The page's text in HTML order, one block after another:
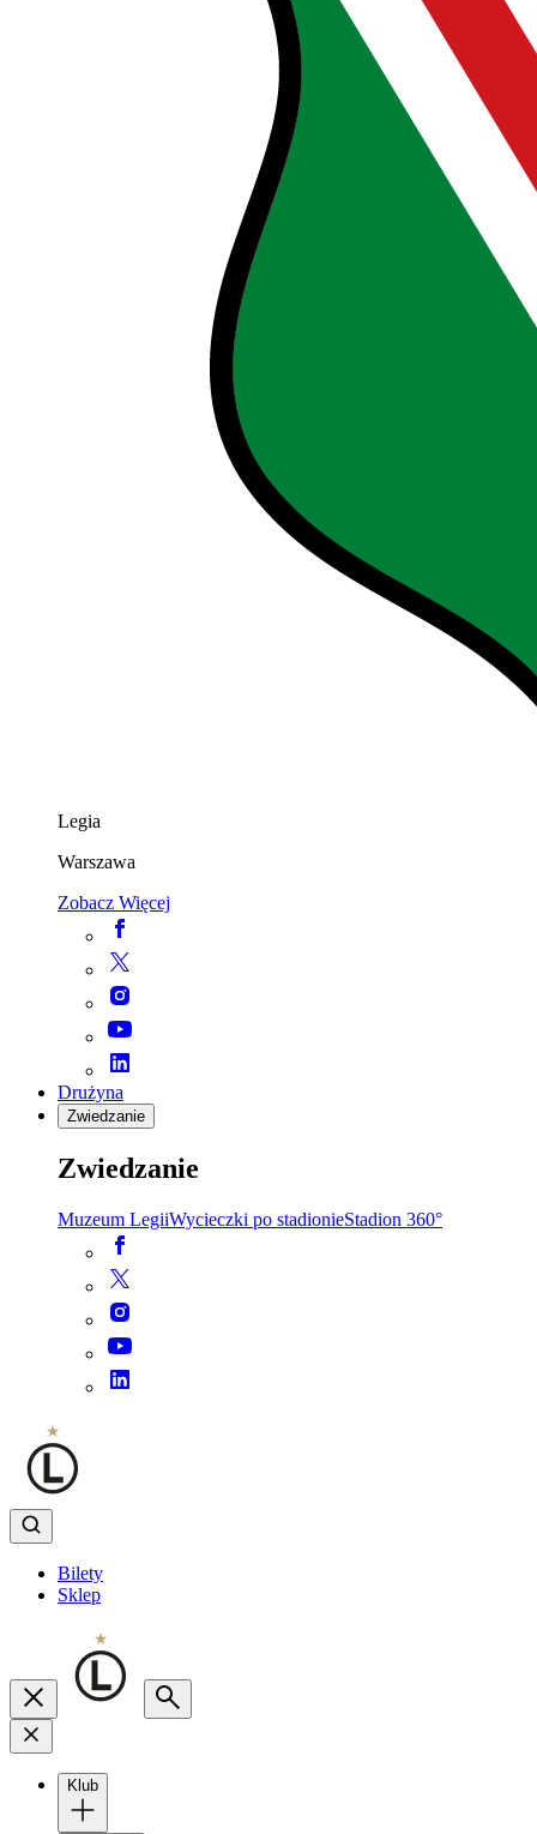
Legia
Warszawa
Zobacz Więcej
Drużyna
Zwiedzanie
Zwiedzanie
Muzeum LegiiWycieczki po stadionieStadion 360°
Bilety
Sklep
Klub